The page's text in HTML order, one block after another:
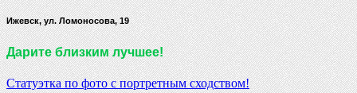
Ижевск, ул. Ломоносова, 19
Дарите близким лучшее!
Статуэтка по фото с портретным сходством!